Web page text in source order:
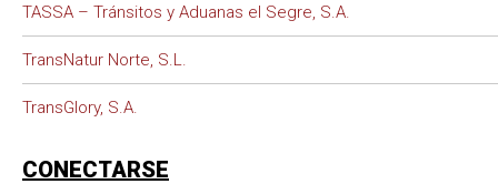
TASSA – Tránsitos y Aduanas el Segre, S.A.
TransNatur Norte, S.L.
TransGlory, S.A.
CONECTARSE